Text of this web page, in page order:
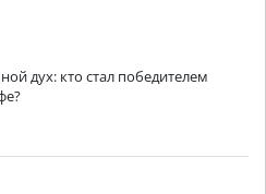
дух: кто стал победителем